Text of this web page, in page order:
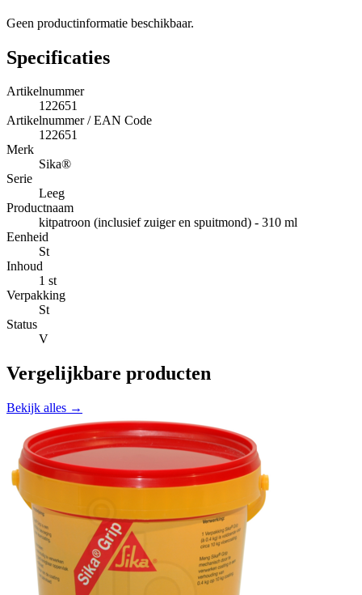
Geen productinformatie beschikbaar.
Specificaties
Artikelnummer
122651
Artikelnummer / EAN Code
122651
Merk
Sika®
Serie
Leeg
Productnaam
kitpatroon (inclusief zuiger en spuitmond) - 310 ml
Eenheid
St
Inhoud
1 st
Verpakking
St
Status
V
Vergelijkbare producten
Bekijk alles →